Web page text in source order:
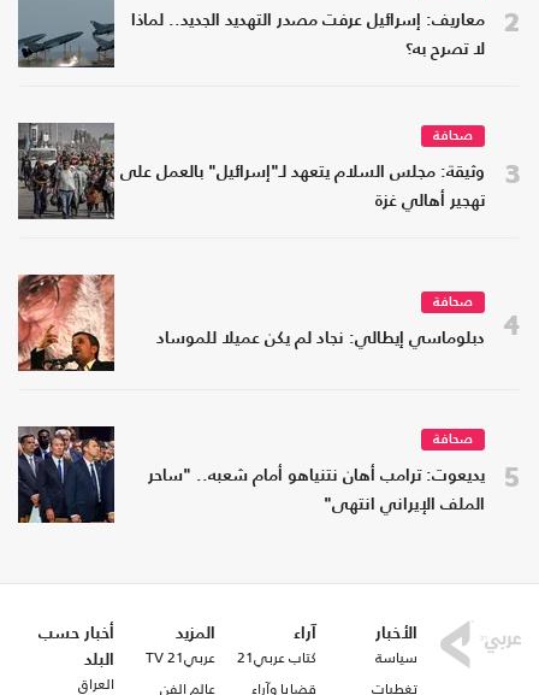
2
معاريف: إسرائيل عرفت مصدر التهديد الجديد.. لماذا
لا تصرح به؟
3
صحافة
وثيقة: مجلس السلام يتعهد لـ"إسرائيل" بالعمل على
تهجير أهالي غزة
4
صحافة
دبلوماسي إيطالي: نجاد لم يكن عميلا للموساد
5
صحافة
يديعوت: ترامب أهان نتنياهو أمام شعبه.. "ساحر
الملف الإيراني انتهى"
الأخبار
سياسة
تغطيات
آراء
كتاب عربي21
قضايا وآراء
المزيد
عربي21 TV
عالم الفن
أخبار حسب
البلد
العراق